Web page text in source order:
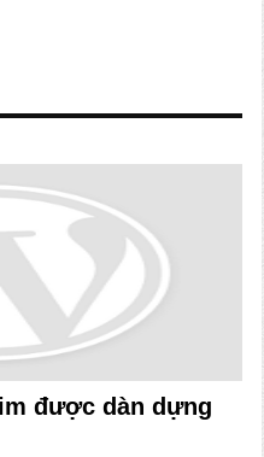
được dàn dựng